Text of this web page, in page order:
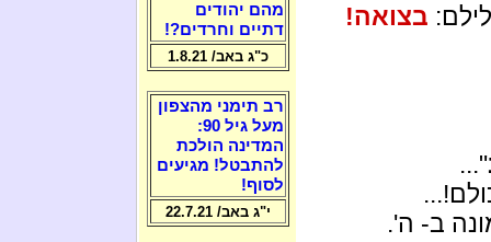
בצואה!
"...
ב- ה'.
מהם יהודים
דתיים וחרדים?!
כ"ג באב/ 1.8.21
רב תימני מהצפון
מעל גיל 90:
המדינה הולכת
להתבטל! מגיעים
לסוף!
י"ג באב/ 22.7.21